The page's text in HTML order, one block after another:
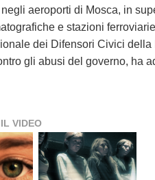
aeroporti di Mosca, in
e stazioni
dei Difensori Civici
gli abusi del governo, ha
VIDEO